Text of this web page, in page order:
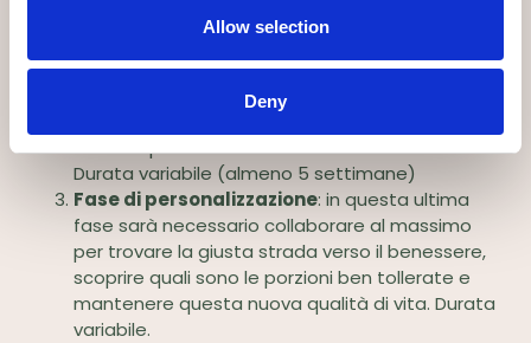
Allow selection
Deny
di FODMAP – 2/6 settimane
reintroduzione
FODMAP per valutarne la tolleranza individuale.
Durata variabile (almeno 5 settimane)
Fase di personalizzazione: in questa ultima
fase sarà necessario collaborare al massimo
per trovare la giusta strada verso il benessere,
scoprire quali sono le porzioni ben tollerate e
mantenere questa nuova qualità di vita. Durata
variabile.